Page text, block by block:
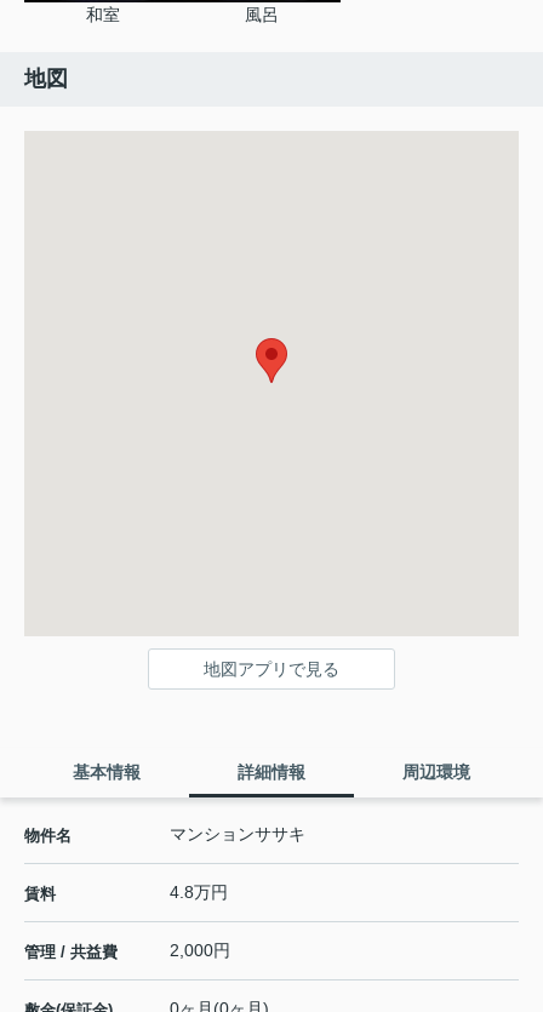
和室 風呂
地図
地図アプリで見る
基本情報 詳細情報 周辺環境
物件名 マンションササキ
賃料 4.8万円
管理 / 共益費 2,000円
0ヶ月(0ヶ月)